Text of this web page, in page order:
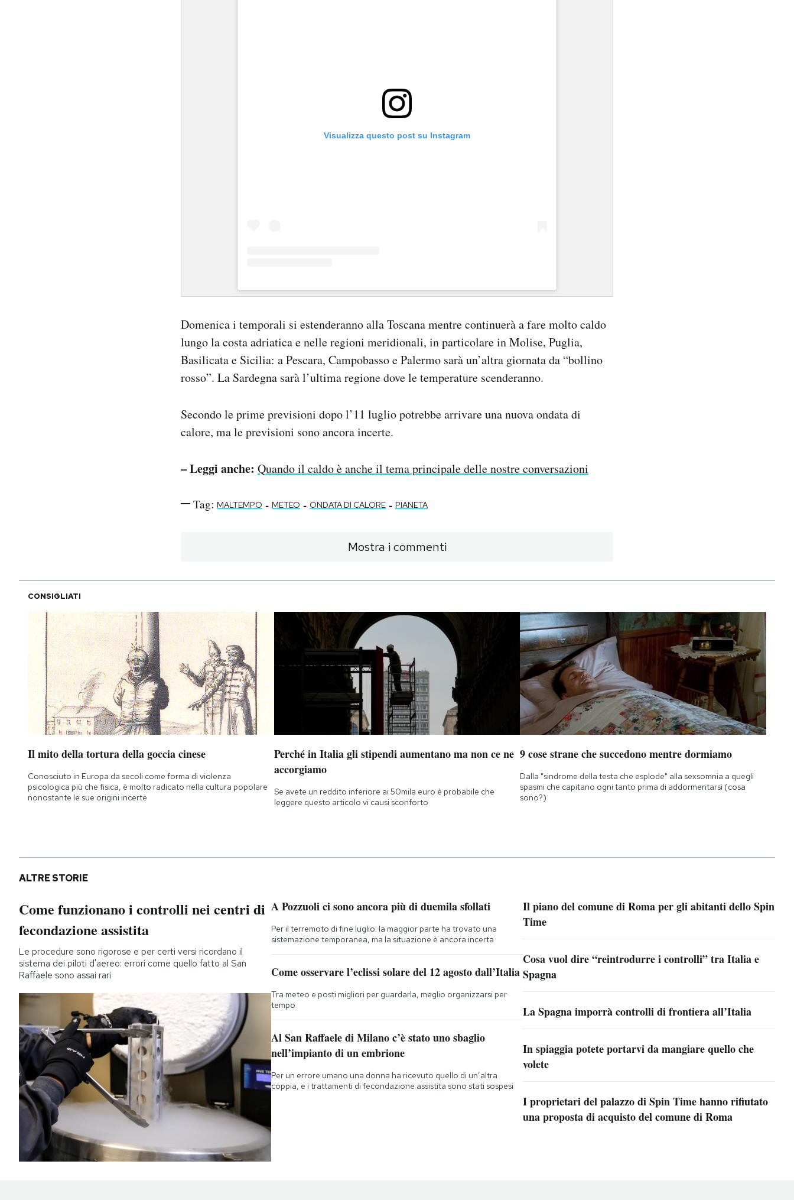
Visualizza questo post su Instagram
Domenica i temporali si estenderanno alla Toscana mentre continuerà a fare molto caldo
lungo la costa adriatica e nelle regioni meridionali, in particolare in Molise, Puglia,
Basilicata e Sicilia: a Pescara, Campobasso e Palermo sarà un’altra giornata da “bollino
rosso”. La Sardegna sarà l’ultima regione dove le temperature scenderanno.
Secondo le prime previsioni dopo l’11 luglio potrebbe arrivare una nuova ondata di
calore, ma le previsioni sono ancora incerte.
– Leggi anche: Quando il caldo è anche il tema principale delle nostre conversazioni
Tag: MALTEMPO - METEO - ONDATA DI CALORE - PIANETA
Mostra i commenti
CONSIGLIATI
Il mito della tortura della goccia cinese
Conosciuto in Europa da secoli come forma di violenza
psicologica più che fisica, è molto radicato nella cultura popolare
nonostante le sue origini incerte
Perché in Italia gli stipendi aumentano ma non ce ne
accorgiamo
Se avete un reddito inferiore ai 50mila euro è probabile che
leggere questo articolo vi causi sconforto
9 cose strane che succedono mentre dormiamo
Dalla "sindrome della testa che esplode" alla sexsomnia a quegli
spasmi che capitano ogni tanto prima di addormentarsi (cosa
sono?)
ALTRE STORIE
Come funzionano i controlli nei centri di
fecondazione assistita
Le procedure sono rigorose e per certi versi ricordano il
sistema dei piloti d'aereo: errori come quello fatto al San
Raffaele sono assai rari
A Pozzuoli ci sono ancora più di duemila sfollati
Per il terremoto di fine luglio: la maggior parte ha trovato una
sistemazione temporanea, ma la situazione è ancora incerta
Come osservare l’eclissi solare del 12 agosto dall’Italia
Tra meteo e posti migliori per guardarla, meglio organizzarsi per
tempo
Al San Raffaele di Milano c’è stato uno sbaglio
nell’impianto di un embrione
Per un errore umano una donna ha ricevuto quello di un’altra
coppia, e i trattamenti di fecondazione assistita sono stati sospesi
Il piano del comune di Roma per gli abitanti dello Spin
Time
Cosa vuol dire “reintrodurre i controlli” tra Italia e
Spagna
La Spagna imporrà controlli di frontiera all’Italia
In spiaggia potete portarvi da mangiare quello che
volete
I proprietari del palazzo di Spin Time hanno rifiutato
una proposta di acquisto del comune di Roma